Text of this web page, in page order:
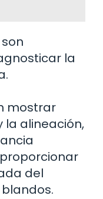
la
mostrar
la alineación,
del